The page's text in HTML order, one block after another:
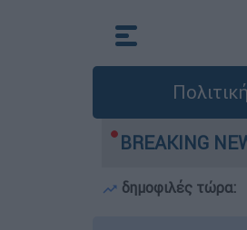
Πολιτική
BREAKING
έχασε τη ζωή του στη
δημοφιλές τώρα: